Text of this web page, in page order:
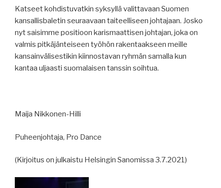
Katseet kohdistuvatkin syksyllä valittavaan Suomen
kansallisbaletin seuraavaan taiteelliseen johtajaan. Josko
nyt saisimme positioon karismaattisen johtajan, joka on
valmis pitkäjänteiseen työhön rakentaakseen meille
kansainvälisestikin kiinnostavan ryhmän samalla kun
kantaa uljaasti suomalaisen tanssin soihtua.
Maija Nikkonen-Hilli
Puheenjohtaja, Pro Dance
(Kirjoitus on julkaistu Helsingin Sanomissa 3.7.2021)